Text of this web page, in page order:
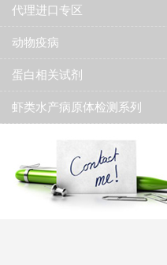
代理进口专区
动物疫病
蛋白相关试剂
虾类水产病原体检测系列